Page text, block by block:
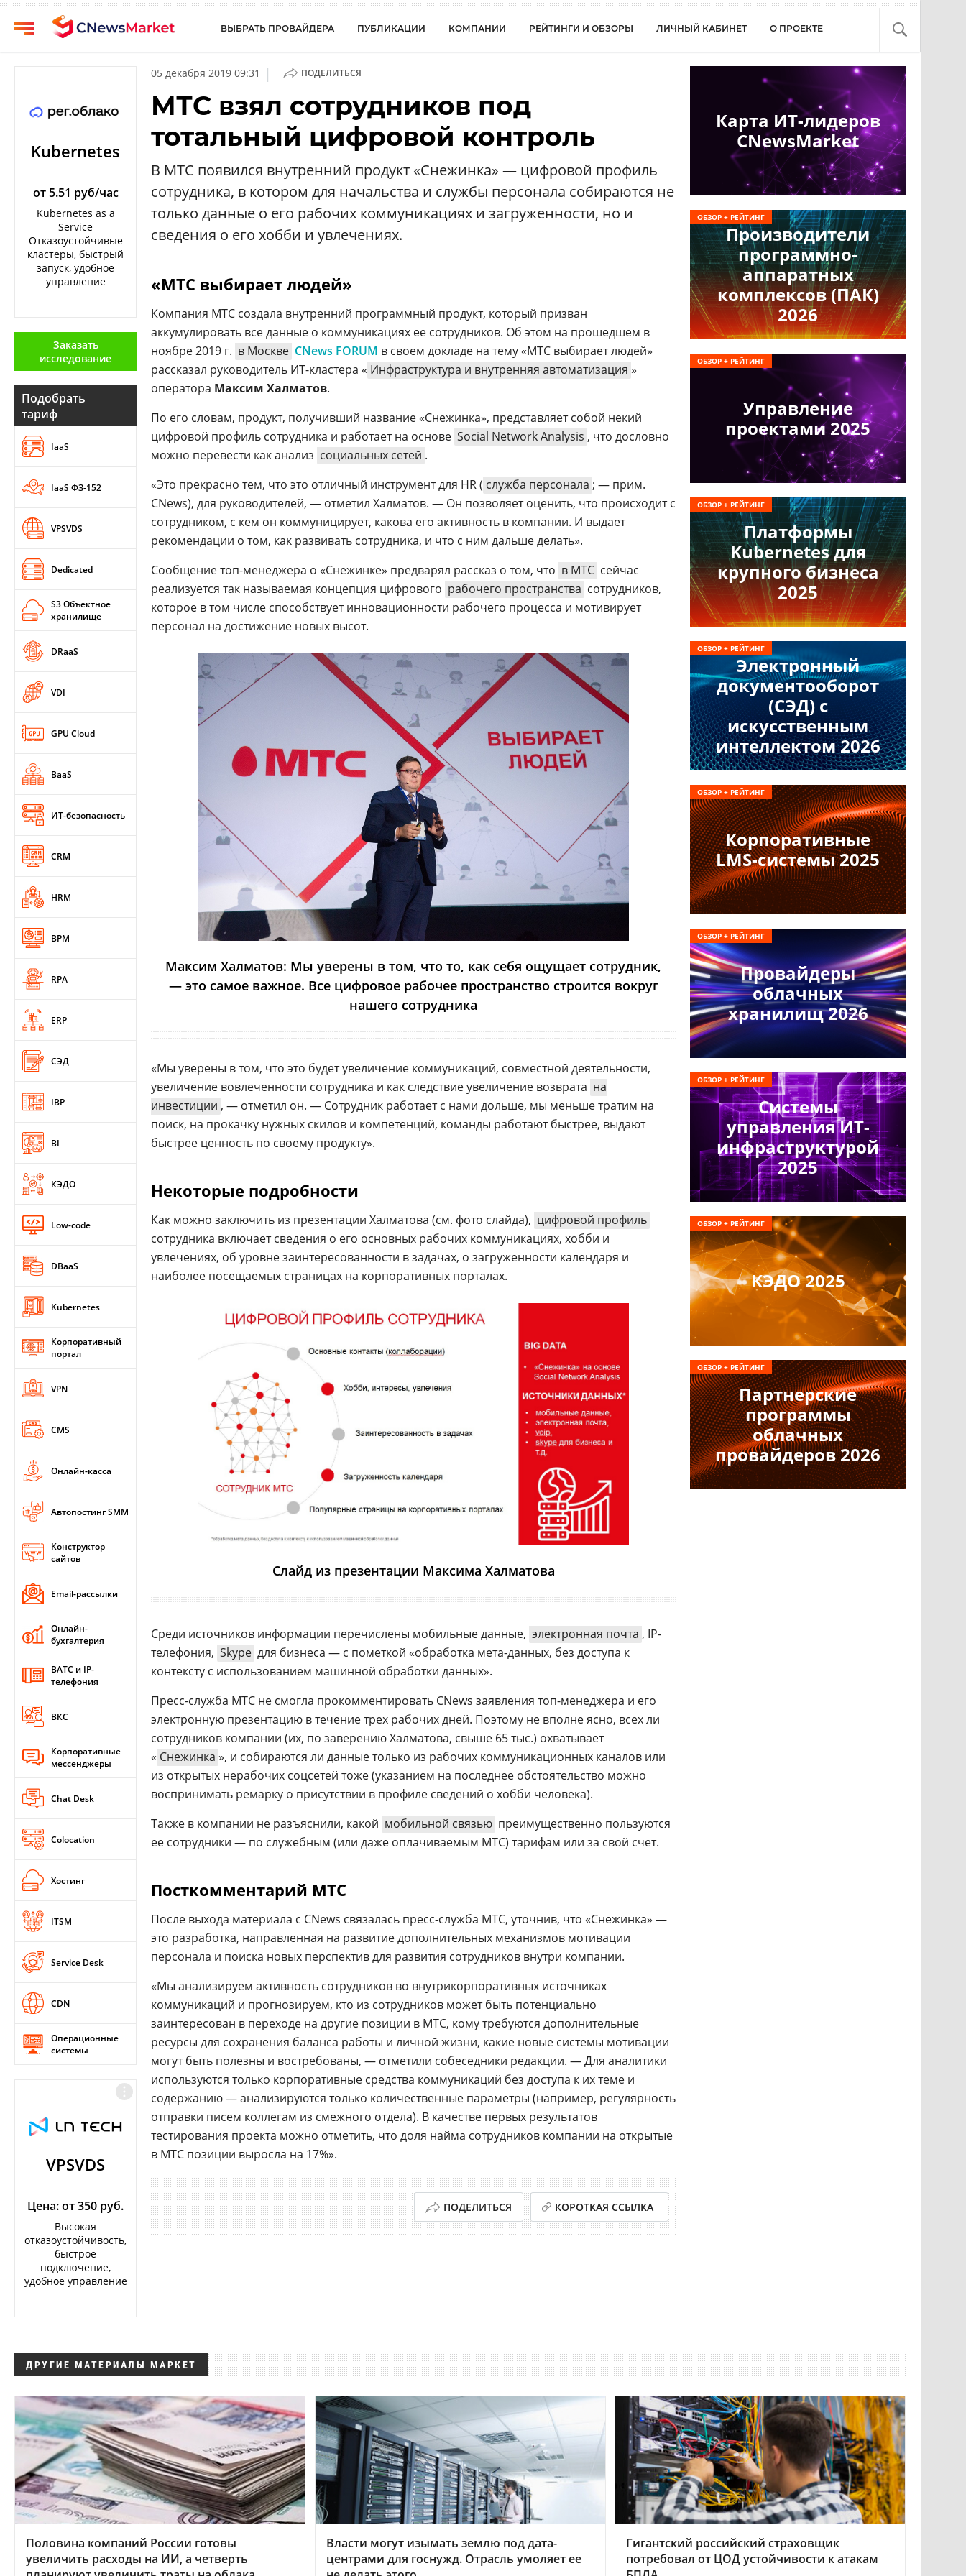
Публикации
обзоры
Личный
кабинет
проекте
Аналитика
Конференции
Техника
издании
Вакансии
Контакты
Telegram
Конференции
Техника
ВЫБРАТЬ ПРОВАЙДЕРА ПУБЛИКАЦИИ КОМПАНИИ РЕЙТИНГИ И ОБЗОРЫ ЛИЧНЫЙ КАБИНЕТ О ПРОЕКТЕ
Kubernetes
от 5.51 руб/час
Kubernetes as a
Service
Отказоустойчивые
кластеры, быстрый
запуск, удобное
управление
Заказать
исследование
Подобрать
тариф
IaaS
IaaS ФЗ-152
VPSVDS
Dedicated
S3 Объектное
хранилище
DRaaS
VDI
GPU Cloud
BaaS
ИТ-безопасность
CRM
HRM
BPM
RPA
ERP
СЭД
IBP
BI
КЭДО
Low-code
DBaaS
Kubernetes
Корпоративный
портал
VPN
CMS
Онлайн-касса
Автопостинг SMM
Конструктор
сайтов
Email-рассылки
Онлайн-
бухгалтерия
ВАТС и IP-
телефония
ВКС
Корпоративные
мессенджеры
Chat Desk
Colocation
Хостинг
ITSM
Service Desk
CDN
Операционные
системы
VPSVDS
Цена: от 350 руб.
Высокая
отказоустойчивость,
быстрое
подключение,
удобное управление
05 декабря 2019 09:31 | ПОДЕЛИТЬСЯ
МТС взял сотрудников под
тотальный цифровой контроль
В МТС появился внутренний продукт «Снежинка» — цифровой профиль
сотрудника, в котором для начальства и службы персонала собираются не
только данные о его рабочих коммуникациях и загруженности, но и
сведения о его хобби и увлечениях.
«МТС выбирает людей»
Компания МТС создала внутренний программный продукт, который призван
аккумулировать все данные о коммуникациях ее сотрудников. Об этом на прошедшем в
ноябре 2019 г. в Москве CNews FORUM в своем докладе на тему «МТС выбирает людей»
рассказал руководитель ИТ-кластера « Инфраструктура и внутренняя автоматизация »
оператора Максим Халматов.
По его словам, продукт, получивший название «Снежинка», представляет собой некий
цифровой профиль сотрудника и работает на основе Social Network Analysis , что дословно
можно перевести как анализ социальных сетей .
«Это прекрасно тем, что это отличный инструмент для HR ( служба персонала ; — прим.
CNews), для руководителей, — отметил Халматов. — Он позволяет оценить, что происходит с
сотрудником, с кем он коммуницирует, какова его активность в компании. И выдает
рекомендации о том, как развивать сотрудника, и что с ним дальше делать».
Сообщение топ-менеджера о «Снежинке» предварял рассказ о том, что в МТС сейчас
реализуется так называемая концепция цифрового рабочего пространства сотрудников,
которое в том числе способствует инновационности рабочего процесса и мотивирует
персонал на достижение новых высот.
Максим Халматов: Мы уверены в том, что то, как себя ощущает сотрудник,
— это самое важное. Все цифровое рабочее пространство строится вокруг
нашего сотрудника
«Мы уверены в том, что это будет увеличение коммуникаций, совместной деятельности,
увеличение вовлеченности сотрудника и как следствие увеличение возврата на
инвестиции , — отметил он. — Сотрудник работает с нами дольше, мы меньше тратим на
поиск, на прокачку нужных скилов и компетенций, команды работают быстрее, выдают
быстрее ценность по своему продукту».
Некоторые подробности
Как можно заключить из презентации Халматова (см. фото слайда), цифровой профиль
сотрудника включает сведения о его основных рабочих коммуникациях, хобби и
увлечениях, об уровне заинтересованности в задачах, о загруженности календаря и
наиболее посещаемых страницах на корпоративных порталах.
Слайд из презентации Максима Халматова
Среди источников информации перечислены мобильные данные, электронная почта , IP-
телефония, Skype для бизнеса — с пометкой «обработка мета-данных, без доступа к
контексту с использованием машинной обработки данных».
Пресс-служба МТС не смогла прокомментировать CNews заявления топ-менеджера и его
электронную презентацию в течение трех рабочих дней. Поэтому не вполне ясно, всех ли
сотрудников компании (их, по заверению Халматова, свыше 65 тыс.) охватывает
« Снежинка », и собираются ли данные только из рабочих коммуникационных каналов или
из открытых нерабочих соцсетей тоже (указанием на последнее обстоятельство можно
воспринимать ремарку о присутствии в профиле сведений о хобби человека).
Также в компании не разъяснили, какой мобильной связью преимущественно пользуются
ее сотрудники — по служебным (или даже оплачиваемым МТС) тарифам или за свой счет.
Посткомментарий МТС
После выхода материала с CNews связалась пресс-служба МТС, уточнив, что «Снежинка» —
это разработка, направленная на развитие дополнительных механизмов мотивации
персонала и поиска новых перспектив для развития сотрудников внутри компании.
«Мы анализируем активность сотрудников во внутрикорпоративных источниках
коммуникаций и прогнозируем, кто из сотрудников может быть потенциально
заинтересован в переходе на другие позиции в МТС, кому требуются дополнительные
ресурсы для сохранения баланса работы и личной жизни, какие новые системы мотивации
могут быть полезны и востребованы, — отметили собеседники редакции. — Для аналитики
используются только корпоративные средства коммуникаций без доступа к их теме и
содержанию — анализируются только количественные параметры (например, регулярность
отправки писем коллегам из смежного отдела). В качестве первых результатов
тестирования проекта можно отметить, что доля найма сотрудников компании на открытые
в МТС позиции выросла на 17%».
ПОДЕЛИТЬСЯ КОРОТКАЯ ССЫЛКА
Карта ИТ-лидеров
CNewsMarket
Производители
программно-
аппаратных
комплексов (ПАК)
2026
ОБЗОР + РЕЙТИНГ
Управление
проектами 2025
ОБЗОР + РЕЙТИНГ
Платформы
Kubernetes для
крупного бизнеса
2025
ОБЗОР + РЕЙТИНГ
Электронный
документооборот
(СЭД) с
искусственным
интеллектом 2026
ОБЗОР + РЕЙТИНГ
Корпоративные
LMS-системы 2025
ОБЗОР + РЕЙТИНГ
Провайдеры
облачных
хранилищ 2026
ОБЗОР + РЕЙТИНГ
Системы
управления ИТ-
инфраструктурой
2025
ОБЗОР + РЕЙТИНГ
КЭДО 2025
ОБЗОР + РЕЙТИНГ
Партнерские
программы
облачных
провайдеров 2026
ОБЗОР + РЕЙТИНГ
ДРУГИЕ МАТЕРИАЛЫ МАРКЕТ
Половина компаний России готовы
увеличить расходы на ИИ, а четверть
Власти могут изымать землю под дата-
центрами для госнужд. Отрасль умоляет ее
Гигантский российский страховщик
потребовал от ЦОД устойчивости к атакам